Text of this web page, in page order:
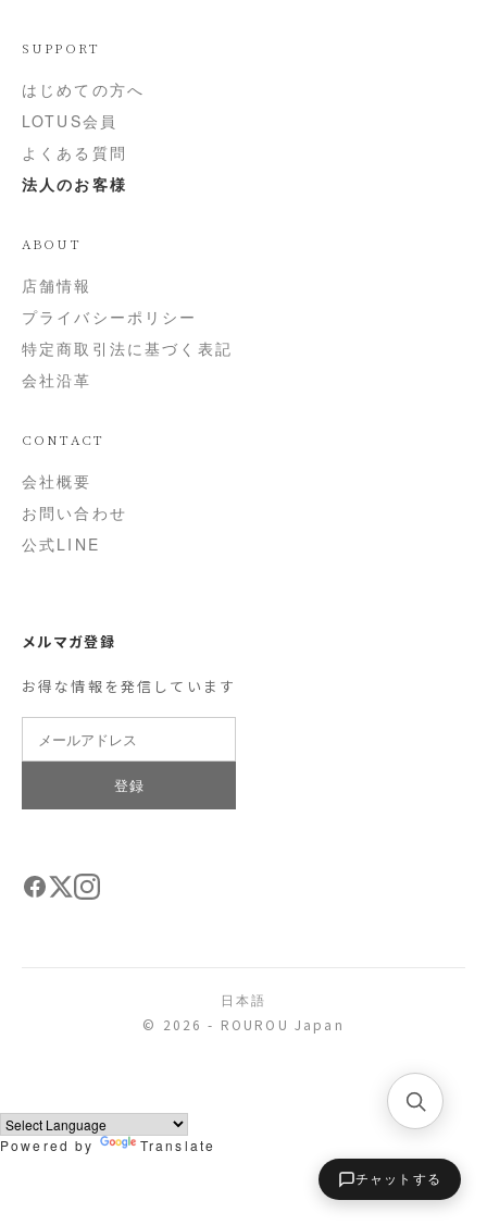
SUPPORT
はじめての方へ
LOTUS会員
よくある質問
法人のお客様
ABOUT
店舗情報
プライバシーポリシー
特定商取引法に基づく表記
会社沿革
CONTACT
会社概要
お問い合わせ
公式LINE
メルマガ登録
お得な情報を発信しています
登録
日本語
© 2026 - ROUROU Japan
チャットする
Powered by Translate